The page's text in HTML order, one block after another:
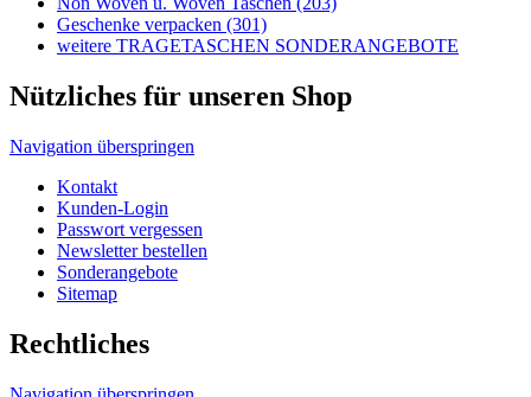
Navigation überspringen
Tragetaschen und Umwelt
Produktsicherheitsgesetz
HDPE, MDPE, LDPE und LDPE DKT
Unser Tragetaschenmarkt Werbetaschen-Blog
Druckverfahren
© 2026 Tragetaschenmarkt.de
from omn